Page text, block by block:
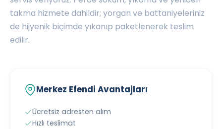
takma hizmete dahildir; yorgan ve battaniyeleriniz
de hijyenik biçimde yıkanıp paketlenerek teslim
edilir.
Merkez Efendi Avantajları
Ücretsiz adresten alım
Hızlı teslimat